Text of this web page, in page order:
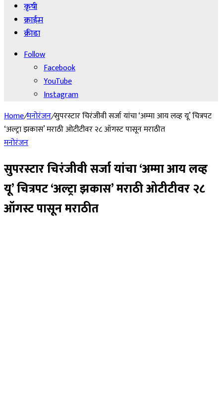
कृषी
क्राईम
क्रीडा
Follow
Facebook
YouTube
Instagram
Home/मनोरंजन/सुपरस्टार चिरंजीवी सर्जा यांचा ‘अम्मा आय लव्ह यू’ चित्रपट
‘अल्ट्रा झकास’ मराठी ओटीटीवर २८ ऑगस्ट पासून मराठीत
मनोरंजन
सुपरस्टार चिरंजीवी सर्जा यांचा ‘अम्मा आय लव्ह
यू’ चित्रपट ‘अल्ट्रा झकास’ मराठी ओटीटीवर २८
ऑगस्ट पासून मराठीत